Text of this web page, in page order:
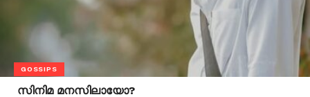
GOSSIPS
സിനിമ മനസിലായോ?